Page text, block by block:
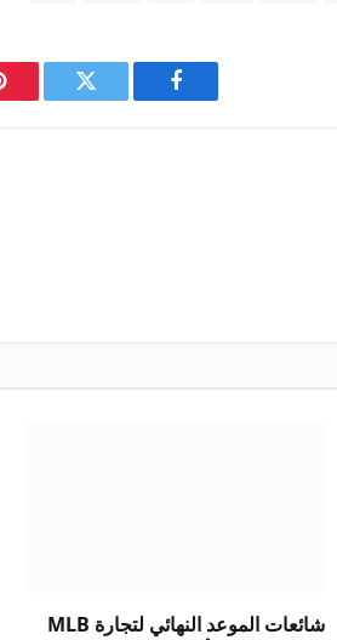
فيسبوك
تويتر
شائعات الموعد النهائي لتجارة MLB